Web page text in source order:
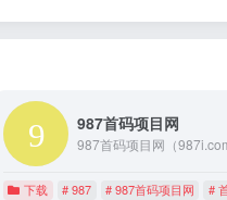
987首码项目网
下载 # 987 # 987首码项目网 #